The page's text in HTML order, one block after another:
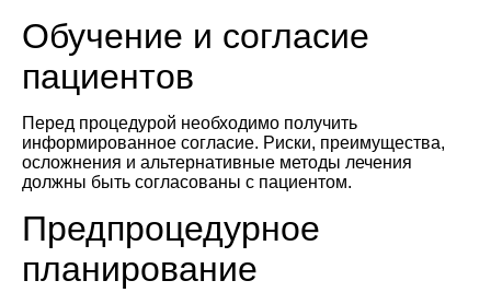
Обучение и согласие
пациентов
Перед процедурой необходимо получить
информированное согласие. Риски, преимущества,
осложнения и альтернативные методы лечения
должны быть согласованы с пациентом.
Предпроцедурное
планирование